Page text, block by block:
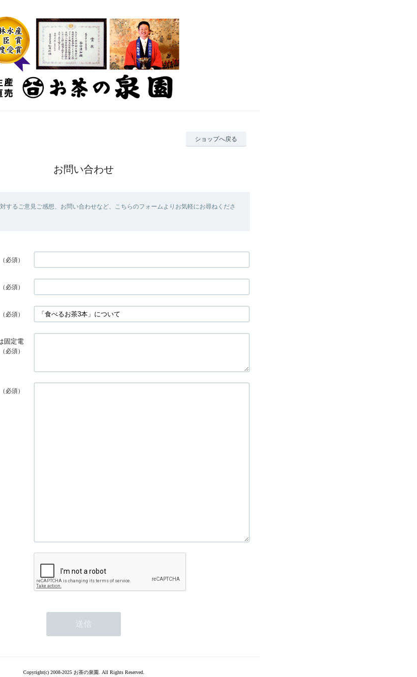
ショップへ戻る
お問い合わせ
するご意見ご感想、お問い合わせなど、こちらのフォームよりお気軽にお尋ねくださ
（必須）
（必須）
（必須）
固定電
（必須）
（必須）
Copyright(c) 2008-2025 お茶の泉園. All Rights Reserved.